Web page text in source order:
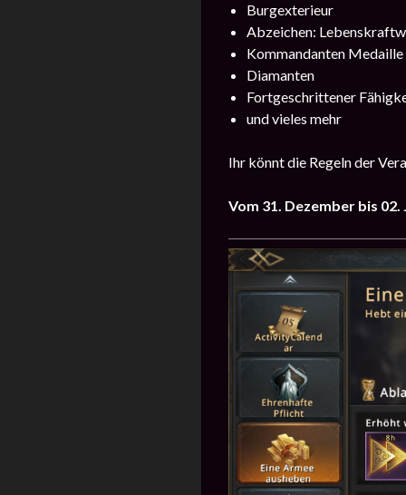
Burgexterieur
Abzeichen:
Kommandanten Medaille
Diamanten
Fortgeschrittener
und vieles mehr
Ihr könnt die Regeln der
Vom 31. Dezember bis